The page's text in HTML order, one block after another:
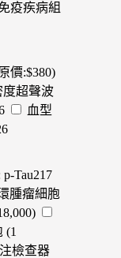
疫疾病組
價:$380)
度超聲波
血型
Tau217
腫瘤細胞
(1
檢查器